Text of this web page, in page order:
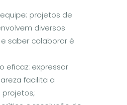
projetos de
diversos
saber colaborar é
eficaz: expressar
facilita a